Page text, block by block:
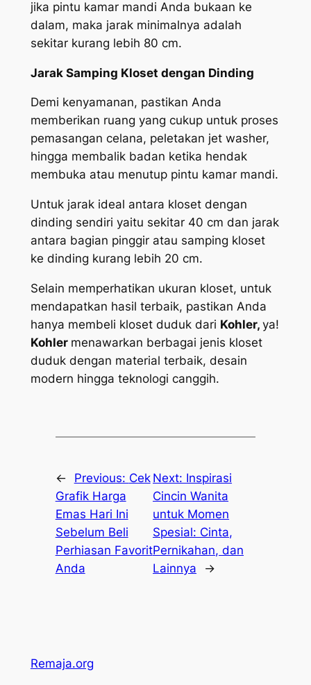
jika pintu kamar mandi Anda bukaan ke
dalam, maka jarak minimalnya adalah
sekitar kurang lebih 80 cm.
Jarak Samping Kloset dengan Dinding
Demi kenyamanan, pastikan Anda
memberikan ruang yang cukup untuk proses
pemasangan celana, peletakan jet washer,
hingga membalik badan ketika hendak
membuka atau menutup pintu kamar mandi.
Untuk jarak ideal antara kloset dengan
dinding sendiri yaitu sekitar 40 cm dan jarak
antara bagian pinggir atau samping kloset
ke dinding kurang lebih 20 cm.
Selain memperhatikan ukuran kloset, untuk
mendapatkan hasil terbaik, pastikan Anda
hanya membeli kloset duduk dari Kohler, ya!
Kohler menawarkan berbagai jenis kloset
duduk dengan material terbaik, desain
modern hingga teknologi canggih.
← Previous: Cek
Grafik Harga
Emas Hari Ini
Sebelum Beli
Perhiasan Favorit
Anda
Next: Inspirasi
Cincin Wanita
untuk Momen
Spesial: Cinta,
Pernikahan, dan
Lainnya
→
Remaja.org